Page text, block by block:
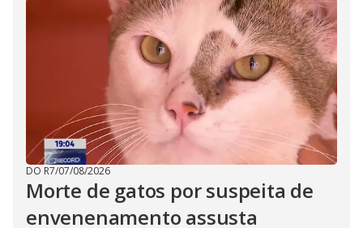
DO R7/07/08/2026
Morte de gatos por suspeita de
envenenamento assusta